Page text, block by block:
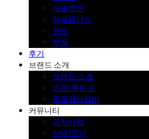
레볼루션
제로플러스
큐브
부품
후기
브랜드 소개
브랜드 소개
인증/특허권
품질검사설비
커뮤니티
공지사항
상담/문의